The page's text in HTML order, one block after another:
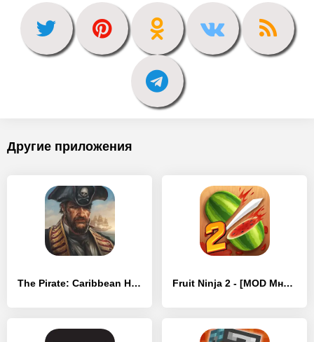
Другие приложения
The Pirate: Caribbean Hunt - [MOD Много денег] Fruit Ninja 2 - [MOD Много денег]